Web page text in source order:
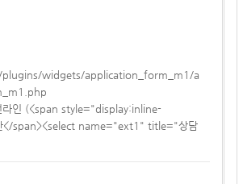
widgets/application_form_m1/a
라인 (<span style="display:inline-
</span><select name="ext1" title="상담